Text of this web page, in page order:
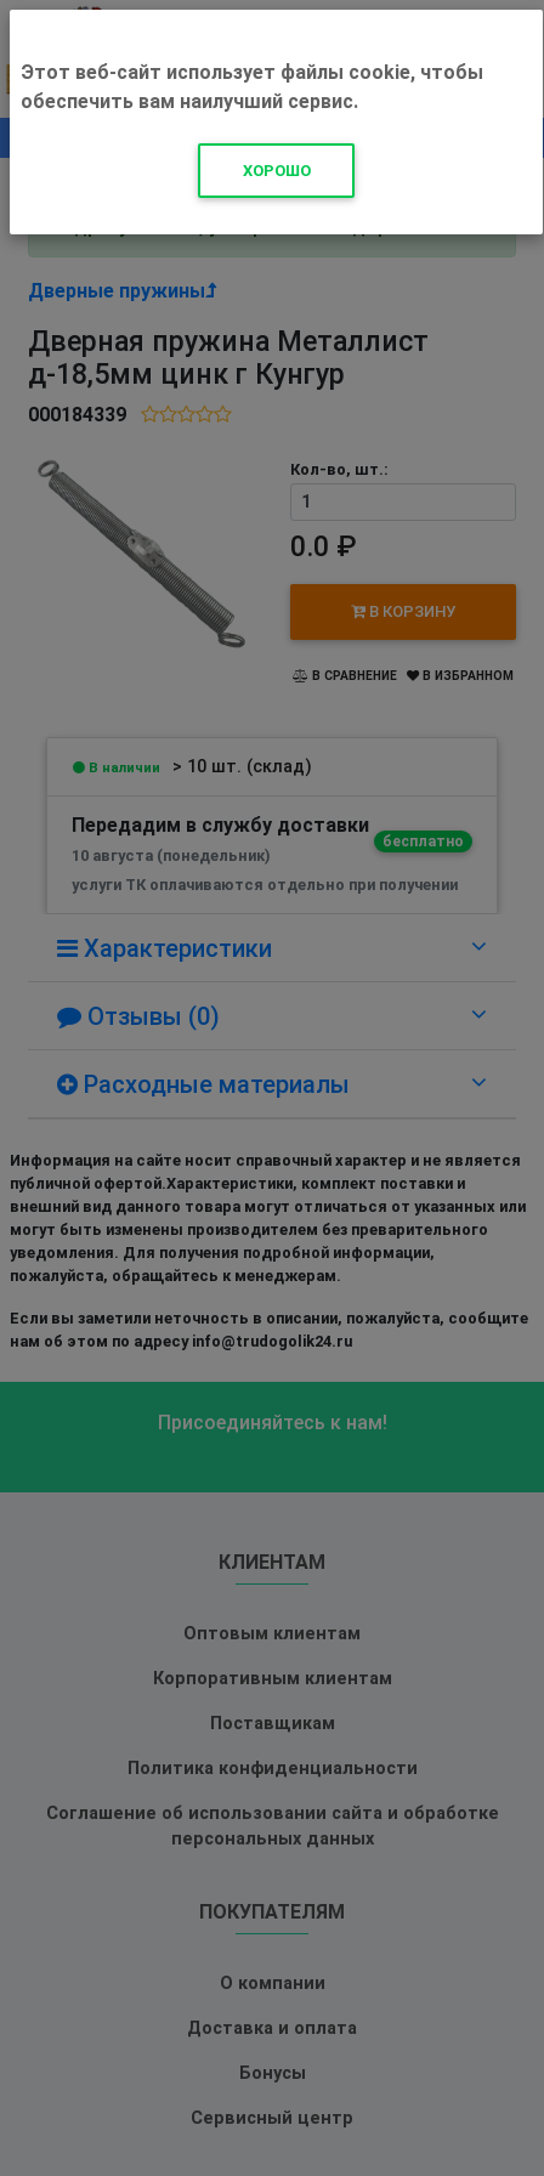
+500 ₽
Внимание! С 3 августа магазин работает по
Дверные пружины
Дверная пружина Металлист
д-18,5мм цинк г Кунгур
000184339
Кол-во, шт.:
0.0 ₽
В КОРЗИНУ
В СРАВНЕНИЕ В ИЗБРАННОМ
В наличии > 10 шт. (склад)
Передадим в службу доставки
бесплатно
10 августа (понедельник)
услуги ТК оплачиваются отдельно при получении
Характеристики
Отзывы (0)
Расходные материалы
Информация на сайте носит справочный характер и не является
публичной офертой.Характеристики, комплект поставки и
внешний вид данного товара могут отличаться от указанных или
могут быть изменены производителем без преварительного
уведомления. Для получения подробной информации,
пожалуйста, обращайтесь к менеджерам.
Если вы заметили неточность в описании, пожалуйста, сообщите
нам об этом по адресу info@trudogolik24.ru
Присоединяйтесь к нам!
КЛИЕНТАМ
Оптовым клиентам
Корпоративным клиентам
Поставщикам
Политика конфиденциальности
Соглашение об использовании сайта и обработке
персональных данных
ПОКУПАТЕЛЯМ
О компании
Доставка и оплата
Бонусы
Сервисный центр
Этот веб-сайт использует файлы cookie, чтобы
обеспечить вам наилучший сервис.
ХОРОШО